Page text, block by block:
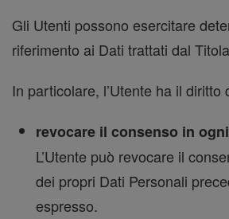
Gli Utenti possono esercitare
riferimento ai Dati trattati dal
In particolare, l’Utente ha il diritto
revocare il consenso in
L’Utente può revocare il
dei propri Dati Personali
espresso.